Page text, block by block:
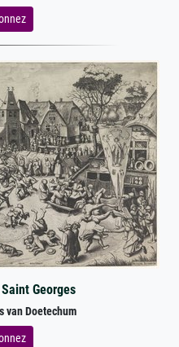
Georges
van Doetechum